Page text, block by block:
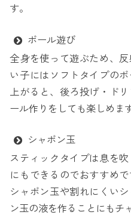
す。
ボール遊び
全身を使って遊ぶため、
い子にはソフトタイプの
上がると、後ろ投げ・ド
ール作りをしても楽しめます
シャボン玉
スティックタイプは息を
にもできるのでおすすめ
シャボン玉や割れにくい
ン玉の液を作ることにもチ